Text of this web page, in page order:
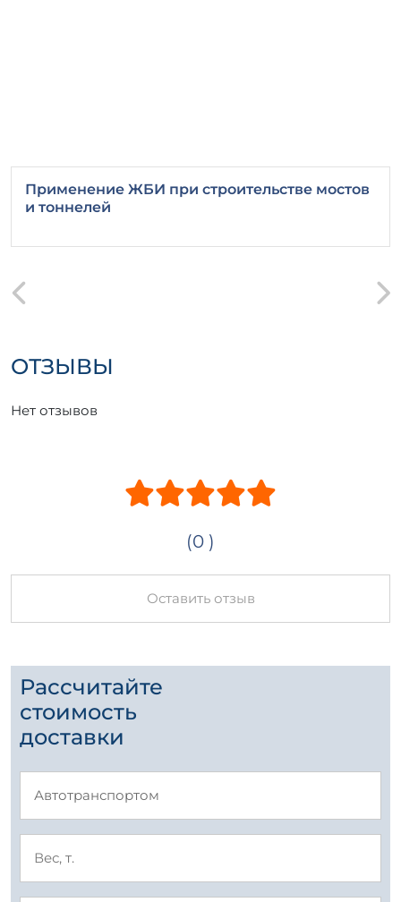
Применение ЖБИ при строительстве мостов
и тоннелей
ОТЗЫВЫ
Нет отзывов
(0 )
Оставить отзыв
Рассчитайте
стоимость
доставки